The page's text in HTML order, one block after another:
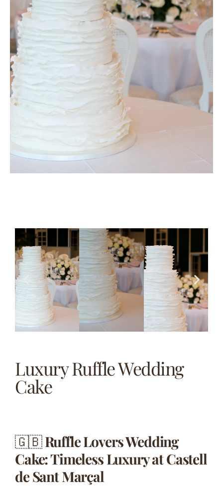
Luxury Ruffle Wedding
Cake
🇬🇧Ruffle Lovers Wedding
Cake: Timeless Luxury at Castell
de Sant Marçal